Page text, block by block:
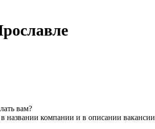
вам?
названии компании и в описании вакансии